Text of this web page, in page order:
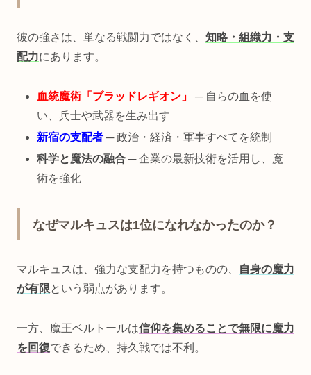
彼の強さは、単なる戦闘力ではなく、 知略・組織力・支
配力にあります。
血統魔術「ブラッドレギオン」
─ 自らの血を使
い、兵士や武器を生み出す
新宿の支配者 ─ 政治・経済・軍事すべてを統制
科学と魔法の融合 ─ 企業の最新技術を活用し、魔
術を強化
なぜマルキュスは1位になれなかったのか？
マルキュスは、強力な支配力を持つものの、
自身の魔力
が有限という弱点があります。
一方、魔王ベルトールは信仰を集めることで無限に魔力
を回復できるため、持久戦では不利。